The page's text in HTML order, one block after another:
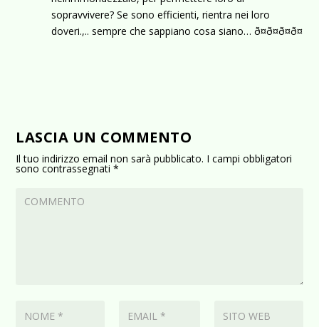
sopravvivere? Se sono efficienti, rientra nei loro
doveri.,.. sempre che sappiano cosa siano… ð¤ð¤ð¤ð¤
LASCIA UN COMMENTO
Il tuo indirizzo email non sarà pubblicato. I campi obbligatori
sono contrassegnati*